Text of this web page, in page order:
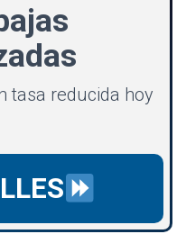
tasa reducida hoy